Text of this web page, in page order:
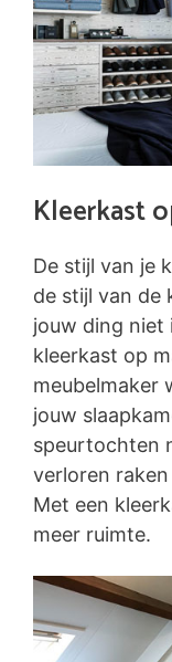
Kleerkast
De stijl van je
de stijl van de
jouw ding niet
kleerkast op
meubelmaker
jouw
speurtochten
verloren
Met een
meer ruimte.